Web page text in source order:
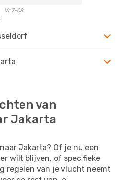
Vr 7-08
van
Jakarta
Jakarta? Of je nu een
wilt blijven, of specifieke
regelen van je vlucht neemt